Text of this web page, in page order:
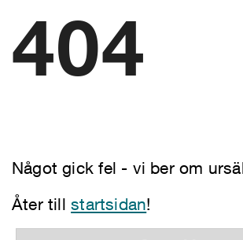
404
Något gick fel - vi ber om
Åter tillstartsidan!